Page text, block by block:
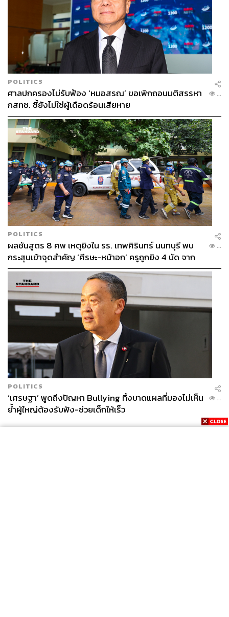
POLITICS
ศาลปกครองไม่รับฟ้อง ‘หมอสรณ’ ขอเพิกถอนมติสรรหา
กสทช. ชี้ยังไม่ใช่ผู้เดือดร้อนเสียหาย
...
POLITICS
ผลชันสูตร 8 ศพ เหตุยิงใน รร. เทพศิรินทร์ นนทบุรี พบ
กระสุนเข้าจุดสำคัญ ‘ศีรษะ-หน้าอก’ ครูถูกยิง 4 นัด จาก
ระยะไกล
...
POLITICS
‘เศรษฐา’ พูดถึงปัญหา Bullying ทิ้งบาดแผลที่มองไม่เห็น
ย้ำผู้ใหญ่ต้องรับฟัง-ช่วยเด็กให้เร็ว
...